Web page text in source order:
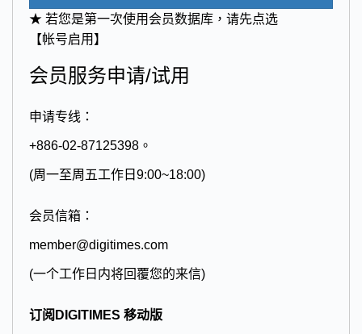
★ 若您是第一次使用会员数据库，请先点选
【帐号启用】
会员服务申请/试用
申请专线：
+886-02-87125398。
(周一至周五工作日9:00~18:00)
会员信箱：
member@digitimes.com
(一个工作日内将回覆您的来信)
订阅DIGITIMES 移动版